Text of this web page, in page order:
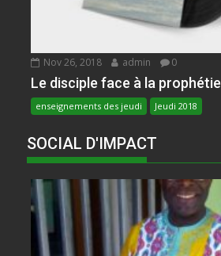
Nov 26, 2018 admin 0
Le disciple face à la prophétie
enseignements des jeudi Jeudi 2018
SOCIAL D'IMPACT